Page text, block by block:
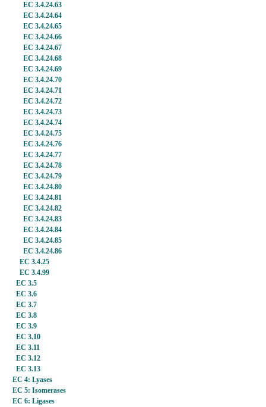
EC 3.4.24.63
EC 3.4.24.64
EC 3.4.24.65
EC 3.4.24.66
EC 3.4.24.67
EC 3.4.24.68
EC 3.4.24.69
EC 3.4.24.70
EC 3.4.24.71
EC 3.4.24.72
EC 3.4.24.73
EC 3.4.24.74
EC 3.4.24.75
EC 3.4.24.76
EC 3.4.24.77
EC 3.4.24.78
EC 3.4.24.79
EC 3.4.24.80
EC 3.4.24.81
EC 3.4.24.82
EC 3.4.24.83
EC 3.4.24.84
EC 3.4.24.85
EC 3.4.24.86
EC 3.4.25
EC 3.4.99
EC 3.5
EC 3.6
EC 3.7
EC 3.8
EC 3.9
EC 3.10
EC 3.11
EC 3.12
EC 3.13
EC 4: Lyases
EC 5: Isomerases
EC 6: Ligases